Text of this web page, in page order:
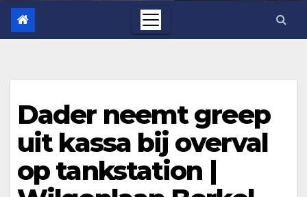
Dader neemt greep
uit kassa bij overval
op tankstation |